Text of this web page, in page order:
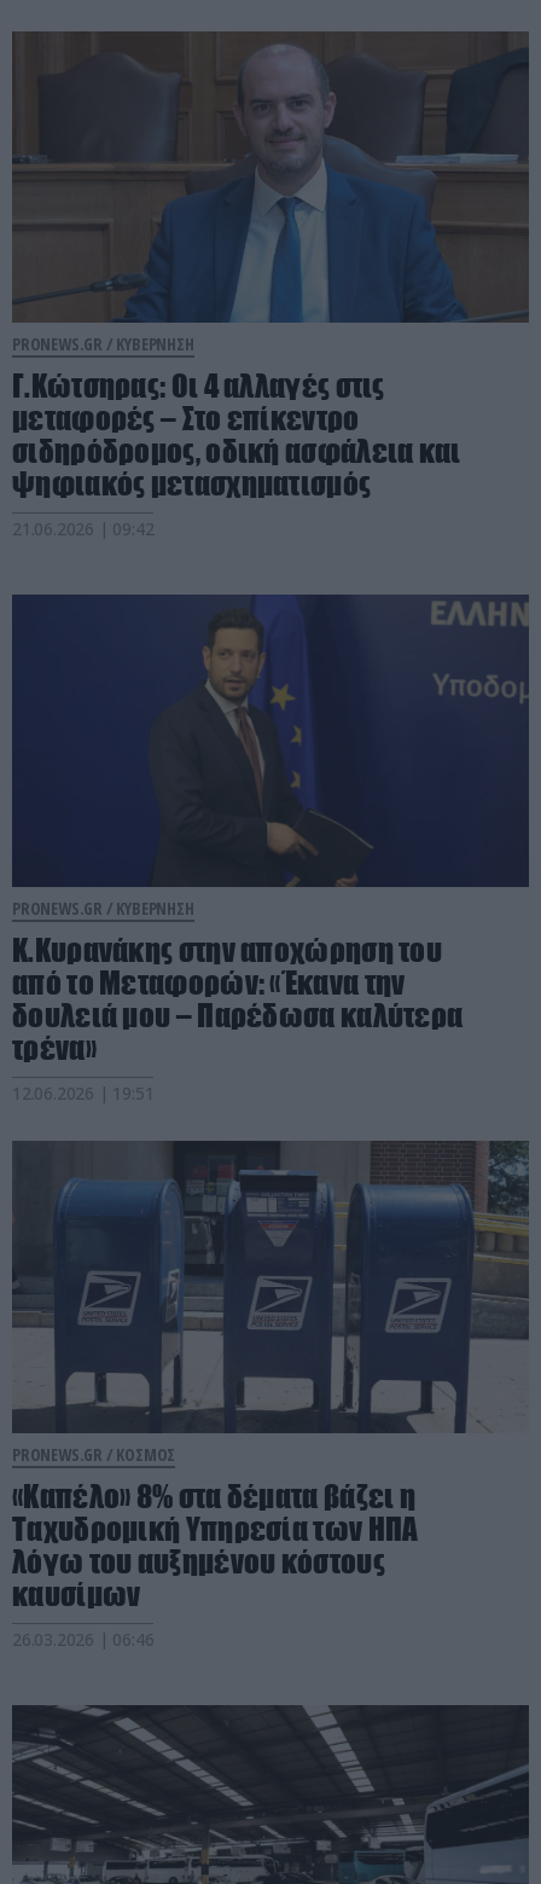
PRONEWS.GR / ΚΥΒΕΡΝΗΣΗ
Γ.Κώτσηρας: Οι 4 αλλαγές στις
μεταφορές – Στο επίκεντρο
σιδηρόδρομος, οδική ασφάλεια και
ψηφιακός μετασχηματισμός
21.06.2026 | 09:42
PRONEWS.GR / ΚΥΒΕΡΝΗΣΗ
Κ.Κυρανάκης στην αποχώρηση του
από το Μεταφορών: «Έκανα την
δουλειά μου – Παρέδωσα καλύτερα
τρένα»
12.06.2026 | 19:51
PRONEWS.GR / ΚΟΣΜΟΣ
«Καπέλο» 8% στα δέματα βάζει η
Ταχυδρομική Υπηρεσία των ΗΠΑ
λόγω του αυξημένου κόστους
καυσίμων
26.03.2026 | 06:46